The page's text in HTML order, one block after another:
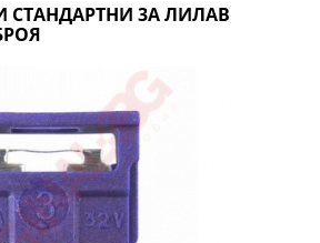
СТАНДАРТНИ 3А ЛИЛАВ